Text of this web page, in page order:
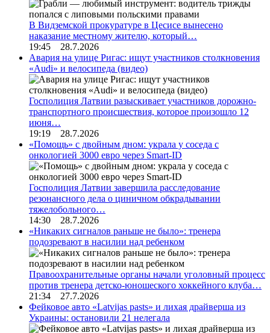
В Видземской прокуратуре в Цесисе вынесено
наказание местному жителю, который…
19:45 28.7.2026
Авария на улице Ригас: ищут участников столкновения
«Audi» и велосипеда (видео)
Госполиция Латвии разыскивает участников дорожно-
транспортного происшествия, которое произошло 12
июня…
19:19 28.7.2026
«Помощь» с двойным дном: украла у соседа с
онкологией 3000 евро через Smart-ID
Госполиция Латвии завершила расследование
резонансного дела о циничном обкрадывании
тяжелобольного…
14:30 28.7.2026
«Никаких сигналов раньше не было»: тренера
подозревают в насилии над ребенком
Правоохранительные органы начали уголовный процесс
против тренера детско-юношеского хоккейного клуба…
21:34 27.7.2026
Фейковое авто «Latvijas pasts» и лихая драйверша из
Украины: остановили 21 нелегала